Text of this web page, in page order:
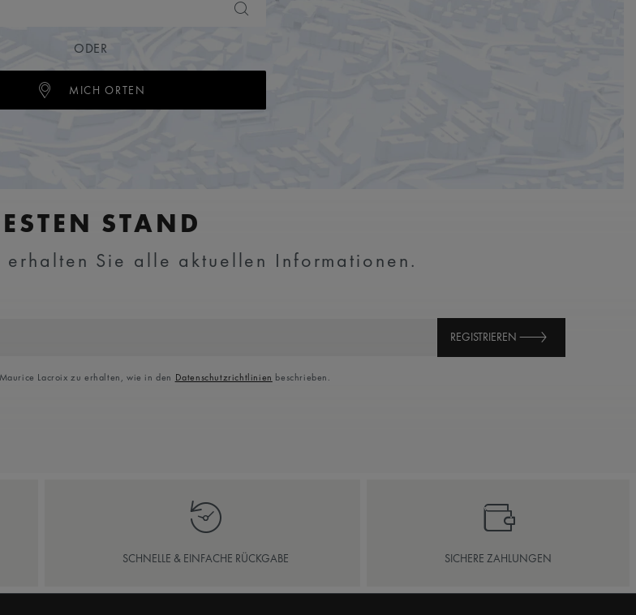
ODER
MICH ORTEN
STAND
Sie alle aktuellen Informationen.
REGISTRIEREN
Lacroix zu erhalten, wie in den Datenschutzrichtlinien beschrieben.
SCHNELLE & EINFACHE RÜCKGABE SICHERE ZAHLUNGEN